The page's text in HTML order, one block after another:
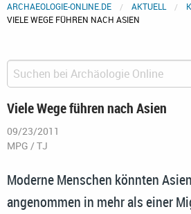
ARCHAEOLOGIE-ONLINE.DE AKTUELL
VIELE WEGE FÜHREN NACH ASIEN
Viele Wege führen nach Asien
09/23/2011
MPG / TJ
Moderne Menschen könnten
angenommen in mehr als einer